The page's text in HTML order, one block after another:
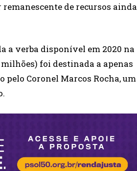
de recursos ainda
a verba disponível em 2020 na
foi destinada a apenas
pelo Coronel Marcos Rocha, um